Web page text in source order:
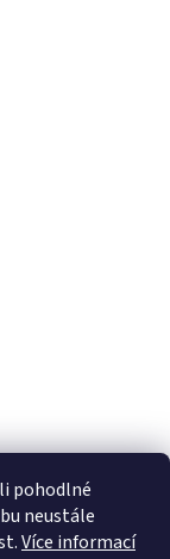
pohodlné
neustále
Více informací